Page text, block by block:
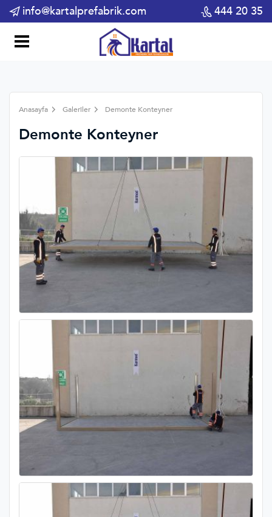
info@kartalprefabrik.com 444 20 35
Anasayfa Galeriler Demonte Konteyner
Demonte Konteyner